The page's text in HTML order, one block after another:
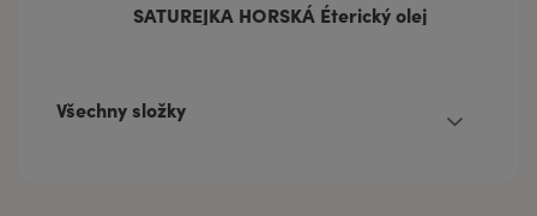
SATUREJKA HORSKÁ Éterický olej
Všechny složky